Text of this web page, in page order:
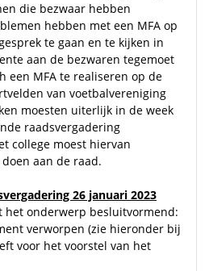
die bezwaar hebben
hebben met een MFA op
te gaan en te kijken in
aan de bezwaren tegemoet
een MFA te realiseren op de
van voetbalvereniging
moesten uiterlijk in de week
raadsvergadering
college moest hiervan
aan de raad.
26 januari 2023
het onderwerp besluitvormend:
verworpen (zie hieronder bij
voor het voorstel van het